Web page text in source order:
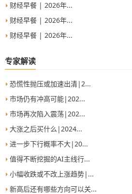
财经早餐 | 2026年...
财经早餐 | 2026年...
财经早餐 | 2026年...
专家解读
恐慌性抛压或加速出清|2...
市场仍有冲高可能|202...
市场再次陷入震荡|202...
大涨之后买什么|2024...
进一步下行概率不大|20...
值得不断挖掘的AI主线行...
小幅收跌或不改上涨趋势|...
新高后还有哪些方向可以关...